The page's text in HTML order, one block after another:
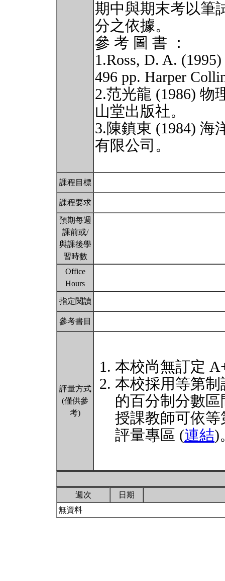
期中與期末考以筆
分之依據。
參 考 圖 書 ：
1.Ross, D. A.
496 pp. Harper
2.范光龍 (1986) 物
山堂出版社。
3.陳鎮東 (1984) 海
有限公司。
課程目標
課程要求
預期每週
課前或/
與課後學
習時數
Office
Hours
指定閱讀
參考書目
評量方式
(僅供參
考)
本校尚無訂定
本校採用等第
的百分制分數
授課教師可依
評量專區 (連結)
週次
日期
無資料